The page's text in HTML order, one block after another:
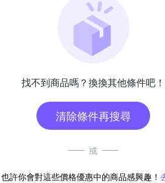
找不到商品嗎？換換其他條件吧！
清除條件再搜尋
或
也許你會對這些價格優惠中的商品感興趣！